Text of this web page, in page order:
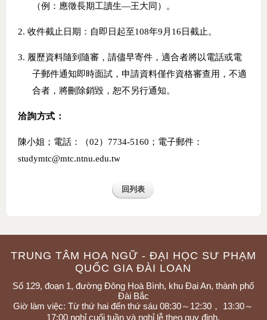
（例：應徵長期工讀生—王大同）。
2. 收件截止日期：自即日起至108年9 月 16 日截止。
3. 履歷資料隨到隨審，請儘早寄件，適合者將以電話或電
子郵件通知即時面試，申請資料僅作資格審查用，不適
合者，將刪除銷毀，恕不另行通知。
洽詢方式：
陳小姐；電話：（02） 7734-5160 ；電子郵件：
studymtc@mtc.ntnu.edu.tw
回列表
TRUNG TÂM HOA NGỮ - ĐẠI HỌC SƯ PHẠM
QUỐC GIA ĐÀI LOAN
Số 129, đoạn 1, đường Đông Hoà Bình, khu Đại An, thành phố
Đài Bắc
Giờ làm việc: Từ thứ hai đến thứ sáu 08:30～12:30， 13:30～
17:00 nghỉ cuối tuần và nghỉ lễ theo quy định.